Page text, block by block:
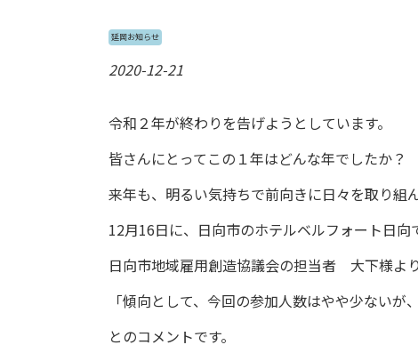
延岡お知らせ
2020-12-21
令和２年が終わりを告げようとしています。
皆さんにとってこの１年はどんな年でしたか？
来年も、明るい気持ちで前向きに日々を取り組
12月16日に、日向市のホテルベルフォート日向
日向市地域雇用創造協議会の担当者 大下様より
「傾向として、今回の参加人数はやや少ないが
とのコメントです。